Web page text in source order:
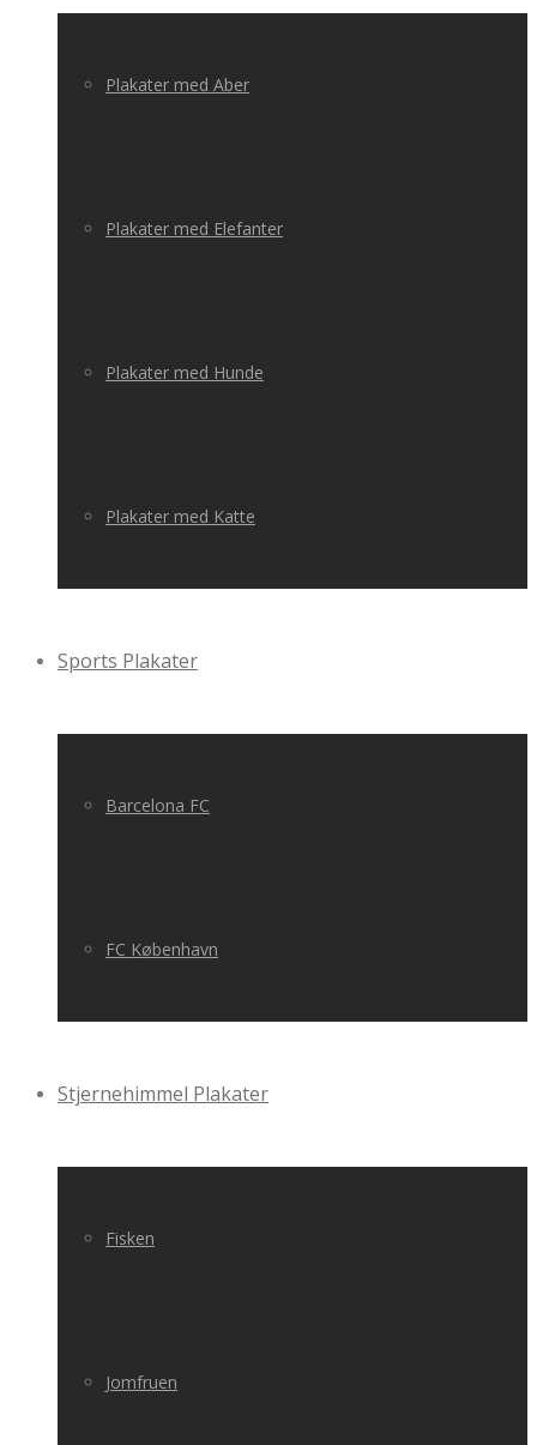
Plakater med Aber
Plakater med Elefanter
Plakater med Hunde
Plakater med Katte
Sports Plakater
Barcelona FC
FC København
Stjernehimmel Plakater
Fisken
Jomfruen